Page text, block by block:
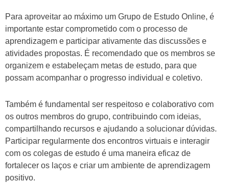
Para aproveitar ao máximo um Grupo de Estudo Online, é
importante estar comprometido com o processo de
aprendizagem e participar ativamente das discussões e
atividades propostas. É recomendado que os membros se
organizem e estabeleçam metas de estudo, para que
possam acompanhar o progresso individual e coletivo.
Também é fundamental ser respeitoso e colaborativo com
os outros membros do grupo, contribuindo com ideias,
compartilhando recursos e ajudando a solucionar dúvidas.
Participar regularmente dos encontros virtuais e interagir
com os colegas de estudo é uma maneira eficaz de
fortalecer os laços e criar um ambiente de aprendizagem
positivo.